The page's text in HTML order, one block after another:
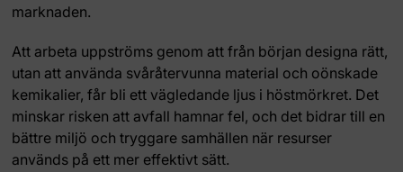
marknaden.
Att arbeta uppströms genom att från början designa rätt,
utan att använda svåråtervunna material och oönskade
kemikalier, får bli ett vägledande ljus i höstmörkret. Det
minskar risken att avfall hamnar fel, och det bidrar till en
bättre miljö och tryggare samhällen när resurser
används på ett mer effektivt sätt.